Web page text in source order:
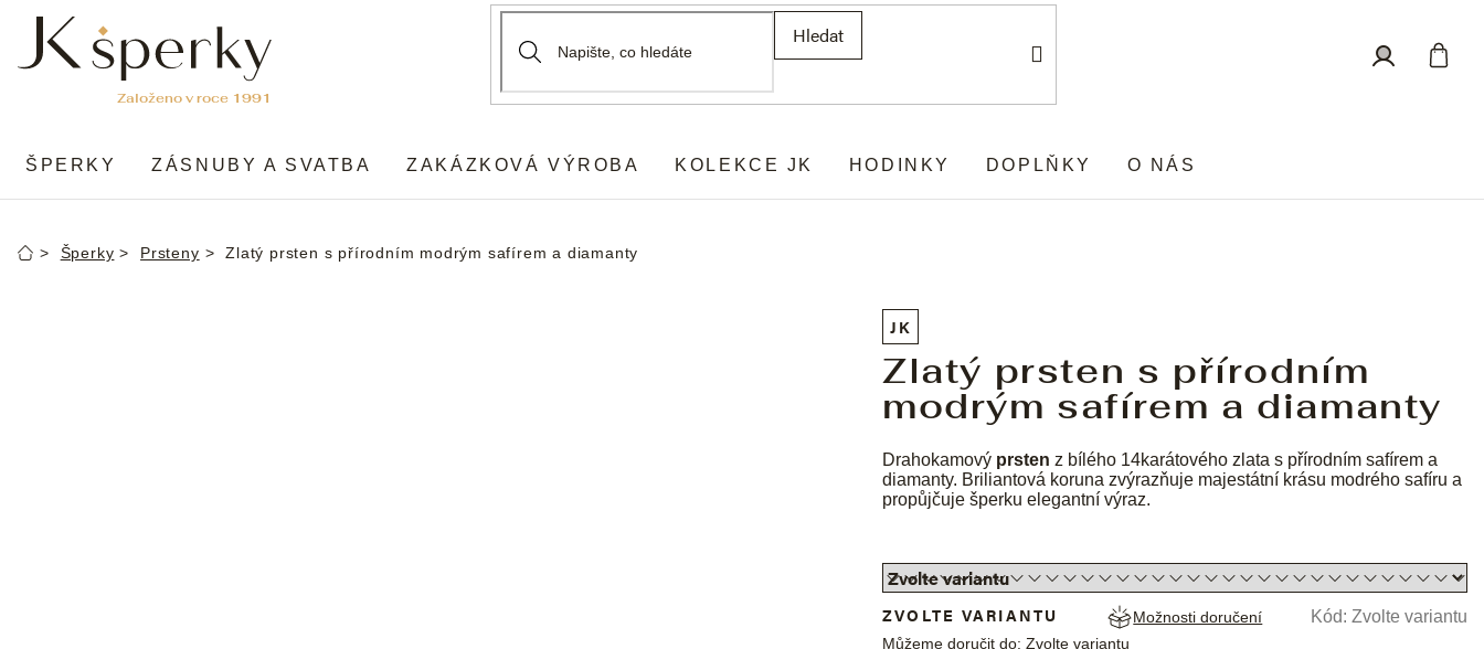
obsah
Hledat
ŠPERKY ZÁSNUBY A SVATBA ZAKÁZKOVÁ VÝROBA KOLEKCE JK HODINKY DOPLŇKY O NÁS
DomůŠperky Prsteny Zlatý prsten s přírodním modrým safírem a diamanty
JK
Zlatý prsten s přírodním
modrým safírem a diamanty
Drahokamový prsten z bílého 14karátového zlata s přírodním safírem a
diamanty. Briliantová koruna zvýrazňuje majestátní krásu modrého safíru a
propůjčuje šperku elegantní výraz.
ZVOLTE VARIANTU
Můžeme doručit do: Zvolte variantu
Možnosti doručení Kód: Zvolte variantu